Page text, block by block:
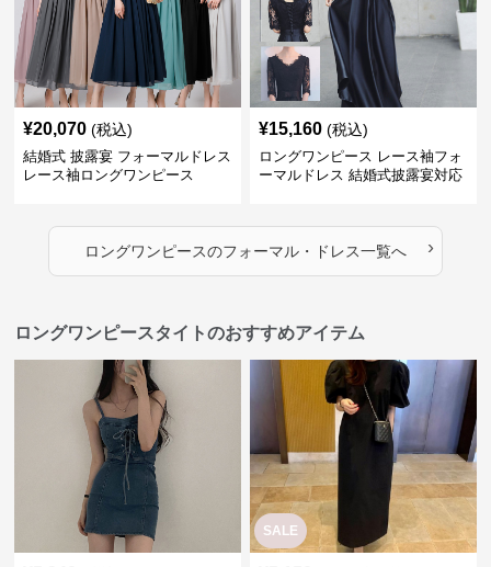
¥20,070 (税込)
結婚式 披露宴 フォーマルドレス
レース袖ロングワンピース
¥15,160 (税込)
ロングワンピース レース袖フォ
ーマルドレス 結婚式披露宴対応
ロングワンピースのフォーマル・ドレス一覧へ ›
ロングワンピースタイトのおすすめアイテム
SALE